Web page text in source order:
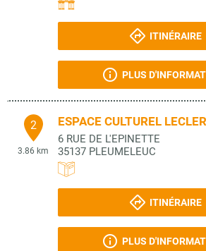
ITINÉRAIRE
PLUS
2
3.86 km
ESPACE CULTUREL
6 RUE DE L'EPINETTE
35137 PLEUMELEUC
ITINÉRAIRE
PLUS